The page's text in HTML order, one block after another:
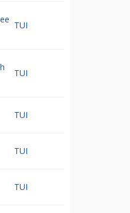
TUI
TUI
TUI
TUI
TUI